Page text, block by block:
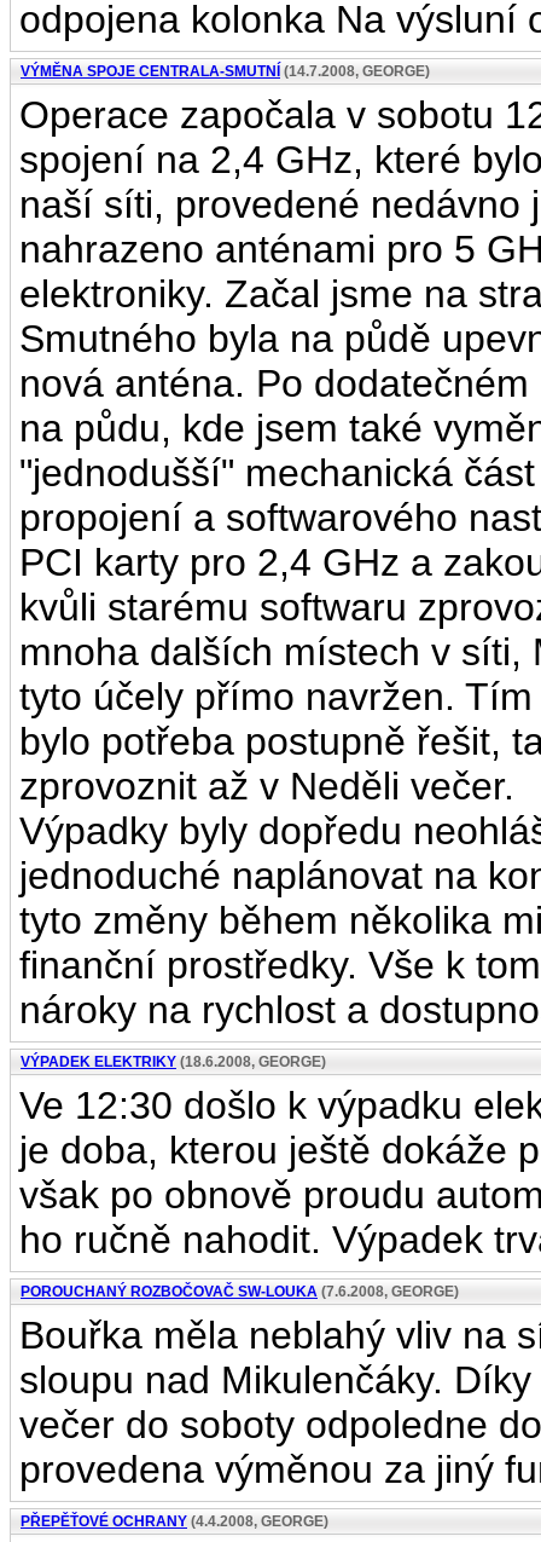
odpojena kolonka Na výsluní
VÝMĚNA SPOJE CENTRALA-SMUTNÍ (14.7.2008, GEORGE)
Operace započala v sobotu
spojení na 2,4 GHz, které
naší síti, provedené nedávno
nahrazeno anténami pro 5
elektroniky. Začal jsme na
Smutného byla na půdě
nová anténa. Po
na půdu, kde jsem také
"jednodušší" mechanická
propojení a softwarového
PCI karty pro 2,4 GHz a
kvůli starému softwaru
mnoha dalších místech v síti,
tyto účely přímo navržen.
bylo potřeba postupně řešit,
zprovoznit až v Neděli večer.
Výpadky byly dopředu
jednoduché naplánovat na
tyto změny během několika
finanční prostředky. Vše k
nároky na rychlost a
VÝPADEK ELEKTRIKY (18.6.2008, GEORGE)
Ve 12:30 došlo k výpadku
je doba, kterou ještě dokáže
však po obnově proudu
ho ručně nahodit. Výpadek
POROUCHANÝ ROZBOČOVAČ SW-LOUKA (7.6.2008, GEORGE)
Bouřka měla neblahý vliv na
sloupu nad Mikulenčáky.
večer do soboty odpoledne
provedena výměnou za jiný
PŘEPĚŤOVÉ OCHRANY (4.4.2008, GEORGE)